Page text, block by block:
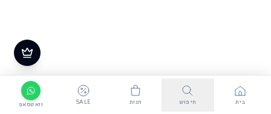
בית חיפוש חנות SALE וואטסאפ